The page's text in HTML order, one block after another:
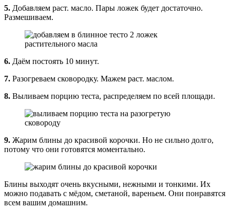
5. Добавляем раст. масло. Пары ложек будет достаточно.
Размешиваем.
6. Даём постоять 10 минут.
7. Разогреваем сковородку. Мажем раст. маслом.
8. Выливаем порцию теста, распределяем по всей площади.
9. Жарим блины до красивой корочки. Но не сильно долго,
потому что они готовятся моментально.
Блины выходят очень вкусными, нежными и тонкими. Их
можно подавать с мёдом, сметаной, вареньем. Они понравятся
всем вашим домашним.